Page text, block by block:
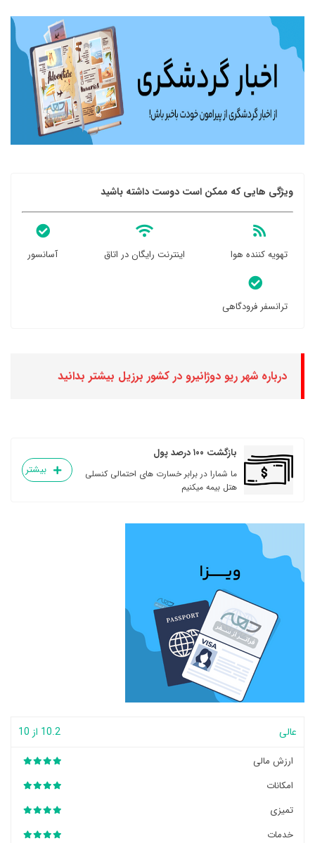
ویژگی هایی که ممکن است دوست داشته باشید
تهویه کننده هوا اینترنت رایگان در اتاق آسانسور
ترانسفر فرودگاهی
درباره شهر ریو دوژانیرو در کشور برزیل بیشتر بدانید
بازگشت ۱۰۰ درصد پول
ما شمارا در برابر خسارت های احتمالی کنسلی
هتل بیمه میکنیم
بیشتر
عالی 10.2 از 10
ارزش مالی
امکانات
تمیزی
خدمات